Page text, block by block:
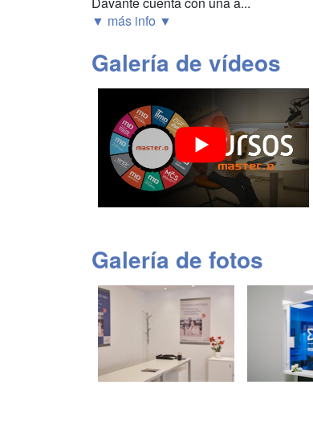
▼ más info ▼
Galería de vídeos
Galería de fotos